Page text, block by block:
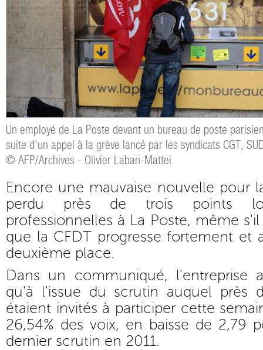
Un employé de La Poste devant un bureau de poste
suite d'un appel à la grève lancé par les syndicats CGT,
© AFP/Archives - Olivier Laban-Mattei
Encore une mauvaise nouvelle pour
perdu près de trois points
professionnelles à La Poste, même
que la CFDT progresse fortement et
deuxième place.
Dans un communiqué, l'entreprise
qu'à l'issue du scrutin auquel près
étaient invités à participer cette
26,54% des voix, en baisse de 2,79
dernier scrutin en 2011.